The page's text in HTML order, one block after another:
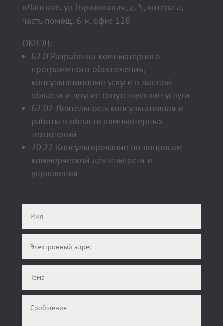
лЛанское, ул Торжковская, д. 5, литера а,
часть помещ. 6-н, офис 128
ОКВЭД:
62.0 Разработка компьютерного
программного обеспечения,
консультационные услуги в данной
области и другие сопутствующие услуги
62.02 Деятельность консультативная и
работы в области компьютерных
технологий
70.22 Консультирование по вопросам
коммерческой деятельности и
управления